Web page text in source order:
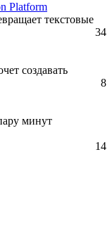
Platform
текстовые
34
создавать
8
минут
14